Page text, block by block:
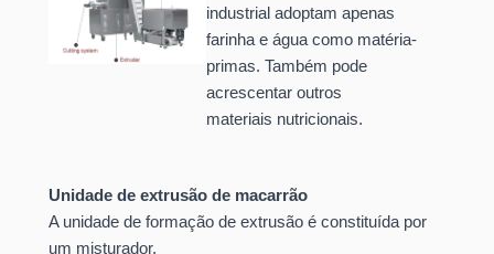
industrial adoptam apenas
farinha e água como matéria-
primas. Também pode
acrescentar outros
materiais nutricionais.
Unidade de extrusão de macarrão
A unidade de formação de extrusão é constituída por
um misturador,